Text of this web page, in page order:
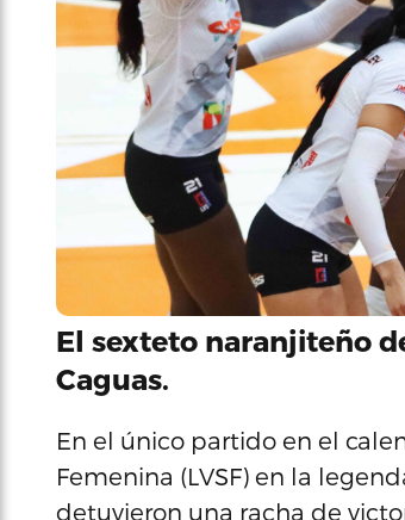
El sexteto naranjiteño
Caguas.
En el único partido en el
Femenina (LVSF) en la
detuvieron una racha de